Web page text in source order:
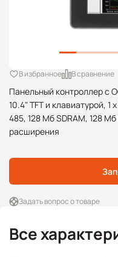
Панельный контроллер с
10.4" TFT и клавиатурой, 1
485, 128 Мб SDRAM, 128 Мб
расширения
В избранное В сравнение
Задать вопрос о товаре
Все